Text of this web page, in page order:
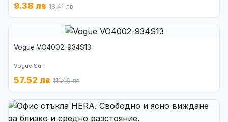
9.38 лв 18.41 лв
Vogue VO4002-934S13
Vogue Sun
57.52 лв 111.46 лв